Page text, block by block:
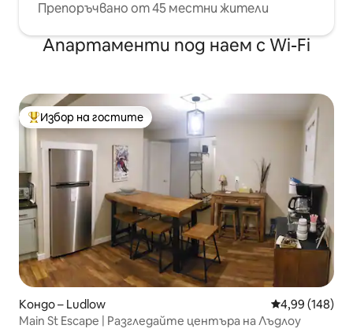
Препоръчвано от 45 местни жители
Апартаменти под наем с Wi-Fi
Най-популярен избор на гостите
Избор на гостите
Кондо – Ludlow Средна
4,99 (148)
Main St Escape | Разгледайте центъра на Лъдлоу